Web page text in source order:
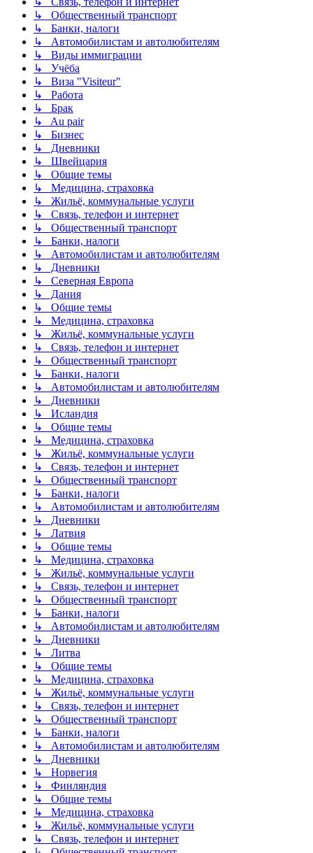
↳ Общественный транспорт
↳ Банки, налоги
↳ Автомобилистам и автолюбителям
↳ Виды иммиграции
↳ Учёба
↳ Виза "Visiteur"
↳ Работа
↳ Брак
↳ Au pair
↳ Бизнес
↳ Дневники
↳ Швейцария
↳ Общие темы
↳ Медицина, страховка
↳ Жильё, коммунальные услуги
↳ Связь, телефон и интернет
↳ Общественный транспорт
↳ Банки, налоги
↳ Автомобилистам и автолюбителям
↳ Дневники
↳ Северная Европа
↳ Дания
↳ Общие темы
↳ Медицина, страховка
↳ Жильё, коммунальные услуги
↳ Связь, телефон и интернет
↳ Общественный транспорт
↳ Банки, налоги
↳ Автомобилистам и автолюбителям
↳ Дневники
↳ Исландия
↳ Общие темы
↳ Медицина, страховка
↳ Жильё, коммунальные услуги
↳ Связь, телефон и интернет
↳ Общественный транспорт
↳ Банки, налоги
↳ Автомобилистам и автолюбителям
↳ Дневники
↳ Латвия
↳ Общие темы
↳ Медицина, страховка
↳ Жильё, коммунальные услуги
↳ Связь, телефон и интернет
↳ Общественный транспорт
↳ Банки, налоги
↳ Автомобилистам и автолюбителям
↳ Дневники
↳ Литва
↳ Общие темы
↳ Медицина, страховка
↳ Жильё, коммунальные услуги
↳ Связь, телефон и интернет
↳ Общественный транспорт
↳ Банки, налоги
↳ Автомобилистам и автолюбителям
↳ Дневники
↳ Норвегия
↳ Финляндия
↳ Общие темы
↳ Медицина, страховка
↳ Жильё, коммунальные услуги
↳ Связь, телефон и интернет